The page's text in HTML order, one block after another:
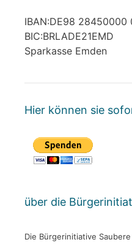
IBAN:DE98 28450000
BIC:BRLADE21EMD
Sparkasse Emden
Hier können sie
über die
Die Bürgerinitiative